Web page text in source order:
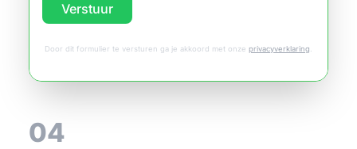
Verstuur
Door dit formulier te versturen ga je akkoord met onze privacyverklaring.
04